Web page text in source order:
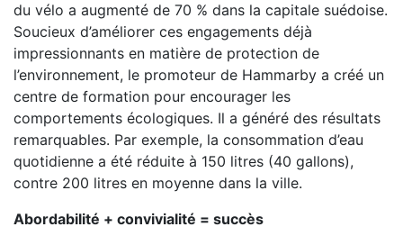
du vélo a augmenté de 70 % dans la capitale suédoise.
Soucieux d’améliorer ces engagements déjà
impressionnants en matière de protection de
l’environnement, le promoteur de Hammarby a créé un
centre de formation pour encourager les
comportements écologiques. Il a généré des résultats
remarquables. Par exemple, la consommation d’eau
quotidienne a été réduite à 150 litres (40 gallons),
contre 200 litres en moyenne dans la ville.
Abordabilité + convivialité = succès